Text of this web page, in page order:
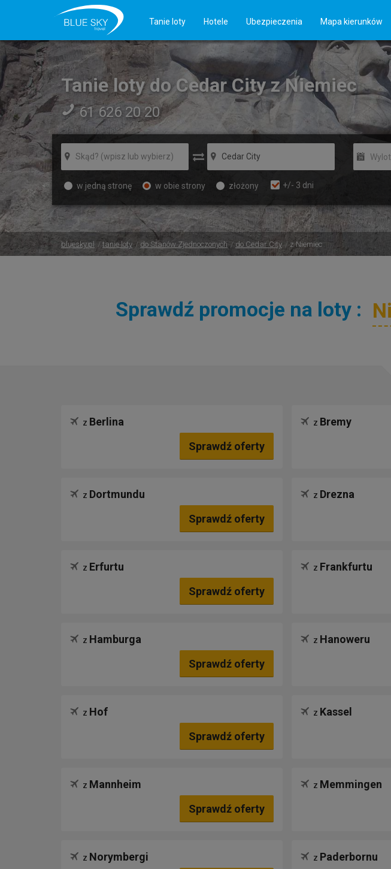
Tanie loty Hotele Ubezpieczenia Mapa kierunków
Tanie loty do Cedar City z Niemiec
61 626 20 20
Wylot
w jedną stronę w obie strony złożony +/- 3 dni
bluesky.pl tanie loty do Stanów Zjednoczonych do Cedar City z Niemiec
Sprawdź promocje na loty :
z Berlina
Sprawdź oferty
z Bremy
z Dortmundu
Sprawdź oferty
z Drezna
z Erfurtu
Sprawdź oferty
z Frankfurtu
z Hamburga
Sprawdź oferty
z Hanoweru
z Hof
Sprawdź oferty
z Kassel
z Mannheim
Sprawdź oferty
z Memmingen
z Norymbergi
z Paderbornu